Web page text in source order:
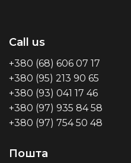
Call us
+380 (68) 606 07 17
+380 (95) 213 90 65
+380 (93) 041 17 46
+380 (97) 935 84 58
+380 (97) 754 50 48
Пошта